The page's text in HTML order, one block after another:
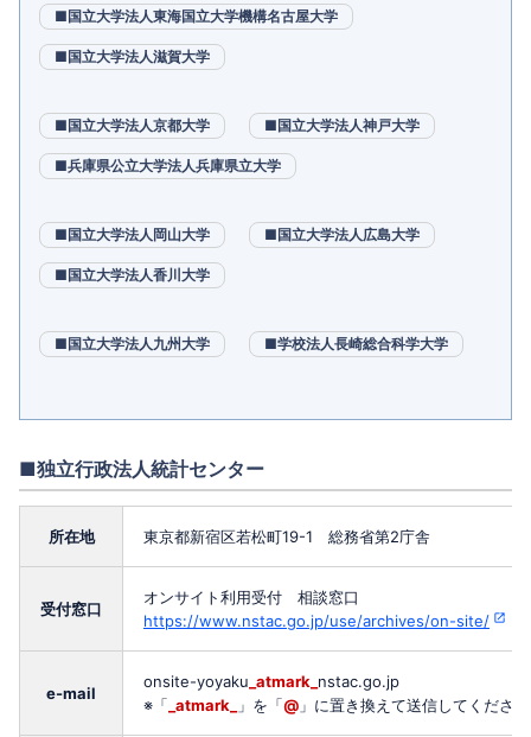
■国立大学法人東海国立大学機構名古屋大学
■国立大学法人滋賀大学
■国立大学法人京都大学 ■国立大学法人神戸大学
■兵庫県公立大学法人兵庫県立大学
■国立大学法人岡山大学 ■国立大学法人広島大学
■国立大学法人香川大学
■国立大学法人九州大学 ■学校法人長崎総合科学大学
■独立行政法人統計センター
所在地 東京都新宿区若松町19-1 総務省第2庁舎
受付窓口
オンサイト利用受付 相談窓口
https://www.nstac.go.jp/use/archives/on-site/
e-mail
onsite-yoyaku _atmark_ nstac.go.jp
※「 _atmark_ 」を「@ 」に置き換えて送信してくださ